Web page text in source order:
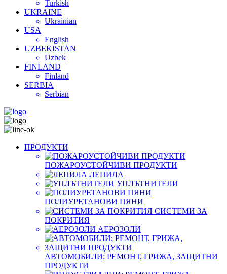
Turkish
UKRAINE
Ukrainian
USA
English
UZBEKISTAN
Uzbek
FINLAND
Finland
SERBIA
Serbian
ПРОДУКТИ
ПОЖАРОУСТОЙЧИВИ ПРОДУКТИ
ЛЕПИЛА
УПЛЪТНИТЕЛИ
ПОЛИУРЕТАНОВИ ПЯНИ
СИСТЕМИ ЗА
ПОКРИТИЯ
АЕРОЗОЛИ
АВТОМОБИЛИ; РЕМОНТ, ГРИЖА, ЗАЩИТНИ
ПРОДУКТИ